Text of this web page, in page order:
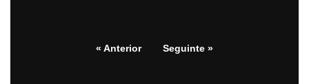
« Anterior Seguinte »